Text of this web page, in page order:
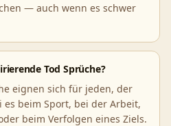
— auch wenn es schwer
Tod Sprüche?
eignen sich für jeden, der
beim Sport, bei der Arbeit,
beim Verfolgen eines Ziels.